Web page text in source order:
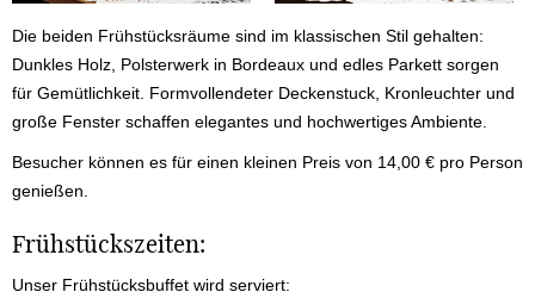
Die beiden Frühstücksräume sind im klassischen Stil gehalten:
Dunkles Holz, Polsterwerk in Bordeaux und edles Parkett sorgen
für Gemütlichkeit. Formvollendeter Deckenstuck, Kronleuchter und
große Fenster schaffen elegantes und hochwertiges Ambiente.
Besucher können es für einen kleinen Preis von 14,00 € pro Person
genießen.
Frühstückszeiten:
Unser Frühstücksbuffet wird serviert: